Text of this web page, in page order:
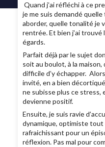
Quand j’ai réfléchi à ce
je me suis demandé
aborder, quelle tonalité je
rentrée. Et bien j’ai trouvé
égards.
Parfait déjà par le sujet
soit au boulot, à la maison,
difficile d’y échapper.
invité, en a bien
ne subisse plus ce stress,
devienne positif.
Ensuite, je suis ravie
dynamique, optimiste
rafraichissant pour un
réflexion. Pas mal pour